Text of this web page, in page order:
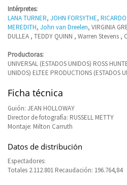
Intérpretes:
LANA TURNER, JOHN FORSYTHE,
MEREDITH, John van Dreelen, VIRGINIA
DULLEA , TEDDY QUINN , Warren Stevens
Productoras:
UNIVERSAL (ESTADOS UNIDOS) ROSS
UNIDOS) ELTEE PRODUCTIONS (ESTADOS
Ficha técnica
Guión: JEAN HOLLOWAY
Director de fotografía: RUSSELL METTY
Montaje: Milton Carruth
Datos de distribución
Espectadores:
Totales 2.112.801 Recaudación: 196.764,84